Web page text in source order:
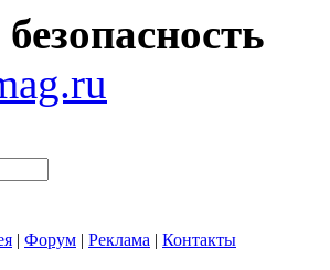
| Форум | Реклама | Контакты